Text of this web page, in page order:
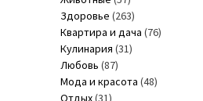
Здоровье (263)
Квартира и дача (76)
Кулинария (31)
Любовь (87)
Мода и красота (48)
Отдых(31)